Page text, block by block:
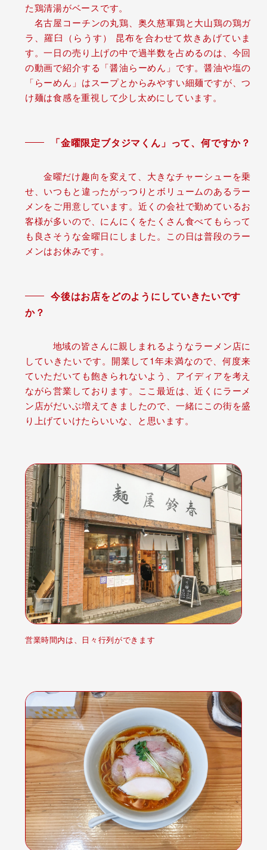
た鶏清湯がベースです。
名古屋コーチンの丸鶏、奥久慈軍鶏と大山鶏の鶏ガ
ラ、羅臼（らうす） 昆布を合わせて炊きあげていま
す。一日の売り上げの中で過半数を占めるのは、今回
の動画で紹介する「醤油らーめん」です。醤油や塩の
「らーめん」はスープとからみやすい細麺ですが、つ
け麺は食感を重視して少し太めにしています。
「金曜限定ブタジマくん」って、何ですか？
金曜だけ趣向を変えて、大きなチャーシューを乗
せ、いつもと違ったがっつりとボリュームのあるラー
メンをご用意しています。近くの会社で勤めているお
客様が多いので、にんにくをたくさん食べてもらって
も良さそうな金曜日にしました。この日は普段のラー
メンはお休みです。
今後はお店をどのようにしていきたいです
か？
地域の皆さんに親しまれるようなラーメン店に
していきたいです。開業して1年未満なので、何度来
ていただいても飽きられないよう、アイディアを考え
ながら営業しております。ここ最近は、近くにラーメ
ン店がだいぶ増えてきましたので、一緒にこの街を盛
り上げていけたらいいな、と思います。
営業時間内は、日々行列ができます